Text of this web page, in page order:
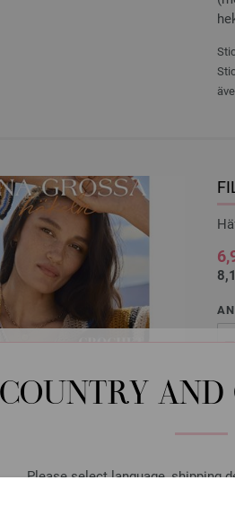
COUNTRY AND
Please select language, shipping